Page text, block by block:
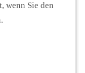
wenn Sie den